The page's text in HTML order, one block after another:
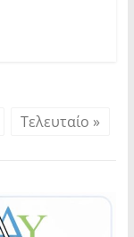
Τελευταίο »